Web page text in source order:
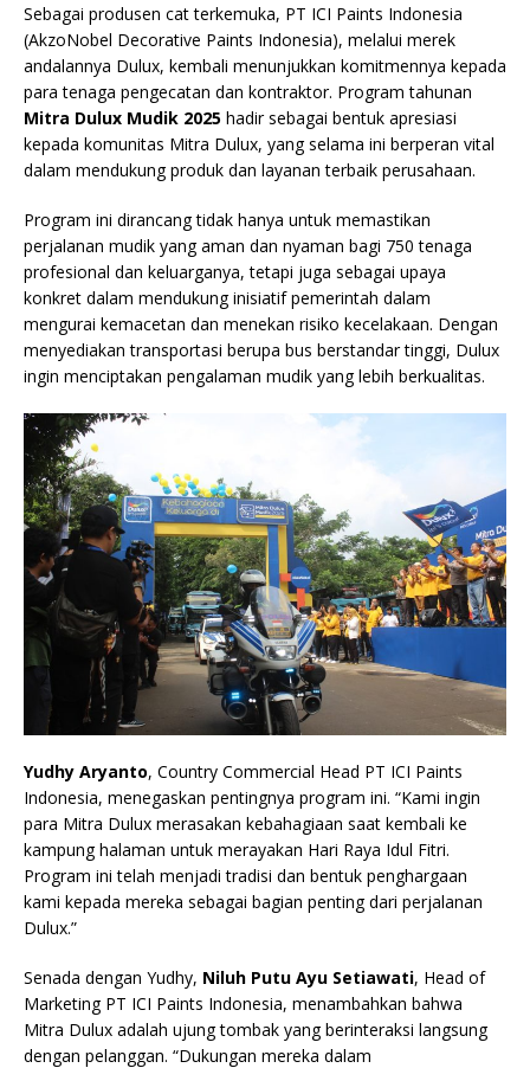
Sebagai produsen cat terkemuka, PT ICI Paints Indonesia
(AkzoNobel Decorative Paints Indonesia), melalui merek
andalannya Dulux, kembali menunjukkan komitmennya kepada
para tenaga pengecatan dan kontraktor. Program tahunan
Mitra Dulux Mudik 2025 hadir sebagai bentuk apresiasi
kepada komunitas Mitra Dulux, yang selama ini berperan vital
dalam mendukung produk dan layanan terbaik perusahaan.
Program ini dirancang tidak hanya untuk memastikan
perjalanan mudik yang aman dan nyaman bagi 750 tenaga
profesional dan keluarganya, tetapi juga sebagai upaya
konkret dalam mendukung inisiatif pemerintah dalam
mengurai kemacetan dan menekan risiko kecelakaan. Dengan
menyediakan transportasi berupa bus berstandar tinggi, Dulux
ingin menciptakan pengalaman mudik yang lebih berkualitas.
Yudhy Aryanto, Country Commercial Head PT ICI Paints
Indonesia, menegaskan pentingnya program ini. “Kami ingin
para Mitra Dulux merasakan kebahagiaan saat kembali ke
kampung halaman untuk merayakan Hari Raya Idul Fitri.
Program ini telah menjadi tradisi dan bentuk penghargaan
kami kepada mereka sebagai bagian penting dari perjalanan
Dulux.”
Senada dengan Yudhy, Niluh Putu Ayu Setiawati, Head of
Marketing PT ICI Paints Indonesia, menambahkan bahwa
Mitra Dulux adalah ujung tombak yang berinteraksi langsung
dengan pelanggan. “Dukungan mereka dalam